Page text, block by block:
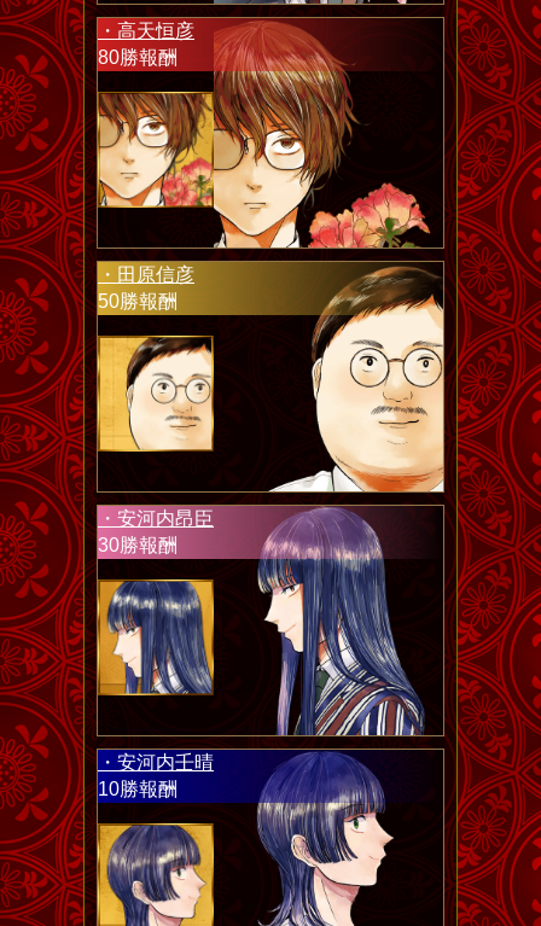
・高天恒彦
80勝報酬
・田原信彦
50勝報酬
・安河内昂臣
30勝報酬
・安河内壬晴
10勝報酬